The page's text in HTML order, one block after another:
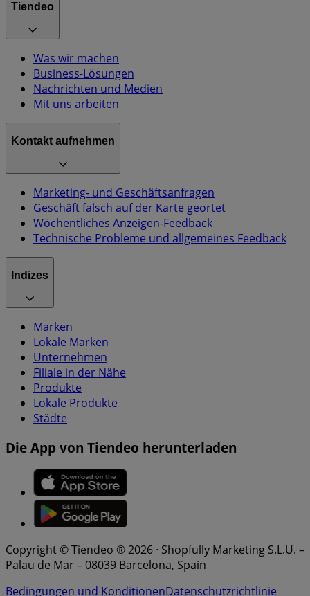
Tiendeo
Was wir machen
Business-Lösungen
Nachrichten und Medien
Mit uns arbeiten
Kontakt aufnehmen
Marketing- und Geschäftsanfragen
Geschäft falsch auf der Karte geortet
Wöchentliches Anzeigen-Feedback
Technische Probleme und allgemeines Feedback
Indizes
Marken
Lokale Marken
Unternehmen
Filiale in der Nähe
Produkte
Lokale Produkte
Städte
Die App von Tiendeo herunterladen
Copyright © Tiendeo ® 2026 · Shopfully Marketing S.L.U. –
Palau de Mar – 08039 Barcelona, Spain
Bedingungen und KonditionenDatenschutzrichtlinie